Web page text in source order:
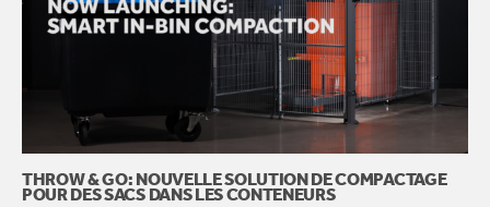
THROW & GO: NOUVELLE SOLUTION DE COMPACTAGE
POUR DES SACS DANS LES CONTENEURS